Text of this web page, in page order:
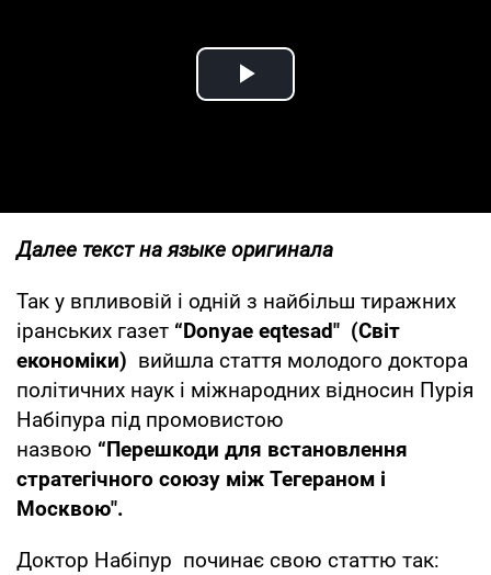
Play Video
Далее текст на языке оригинала
Так у впливовій і одній з найбільш тиражних
іранських газет “Donyae eqtesad" (Світ
економіки) вийшла стаття молодого доктора
політичних наук і міжнародних відносин Пурія
Набіпура під промовистою
назвою “Перешкоди для встановлення
стратегічного союзу між Тегераном і
Москвою".
Доктор Набіпур починає свою статтю так: